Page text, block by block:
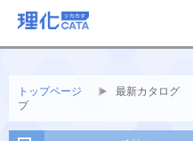
トップページ 最新カタログ
プ